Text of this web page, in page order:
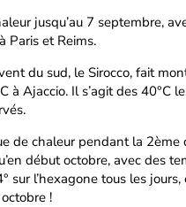
jusqu’au 7 septembre,
Paris et Reims.
du sud, le Sirocco, fait
à Ajaccio. Il s’agit des 40°C
de chaleur pendant la 2ème
début octobre, avec des
sur l’hexagone tous les jours,
!